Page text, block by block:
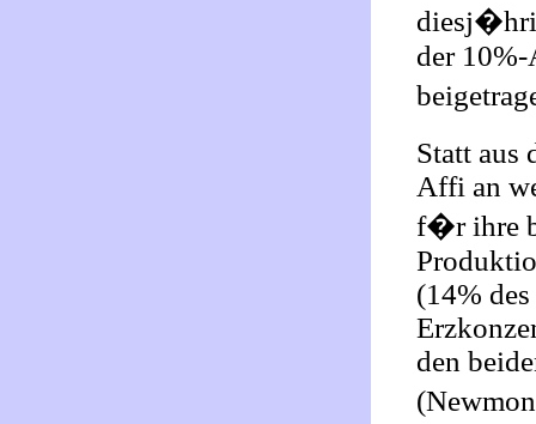
der
Statt aus
Affi an
f�r ihre
(14%
den